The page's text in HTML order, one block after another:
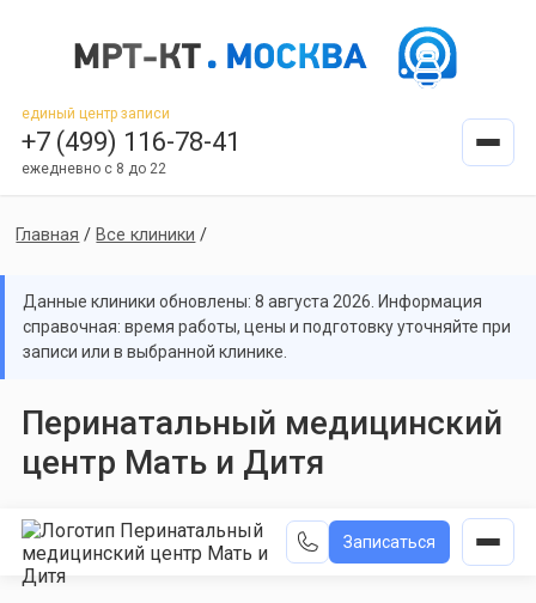
единый центр записи
+7 (499) 116-78-41
ежедневно с 8 до 22
Главная / Все клиники /
Данные клиники обновлены: 8 августа 2026. Информация
справочная: время работы, цены и подготовку уточняйте при
записи или в выбранной клинике.
Перинатальный медицинский
центр Мать и Дитя
Записаться